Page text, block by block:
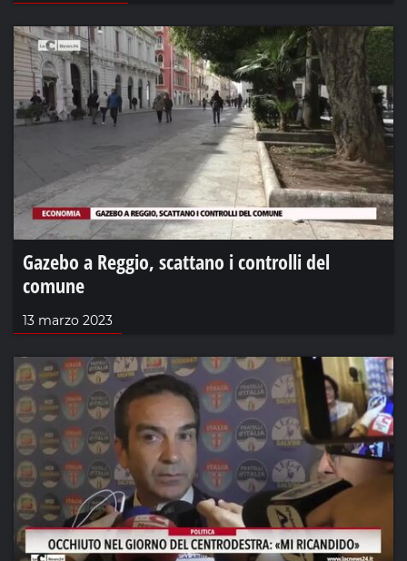
Gazebo a Reggio, scattano i controlli del
comune
13 marzo 2023